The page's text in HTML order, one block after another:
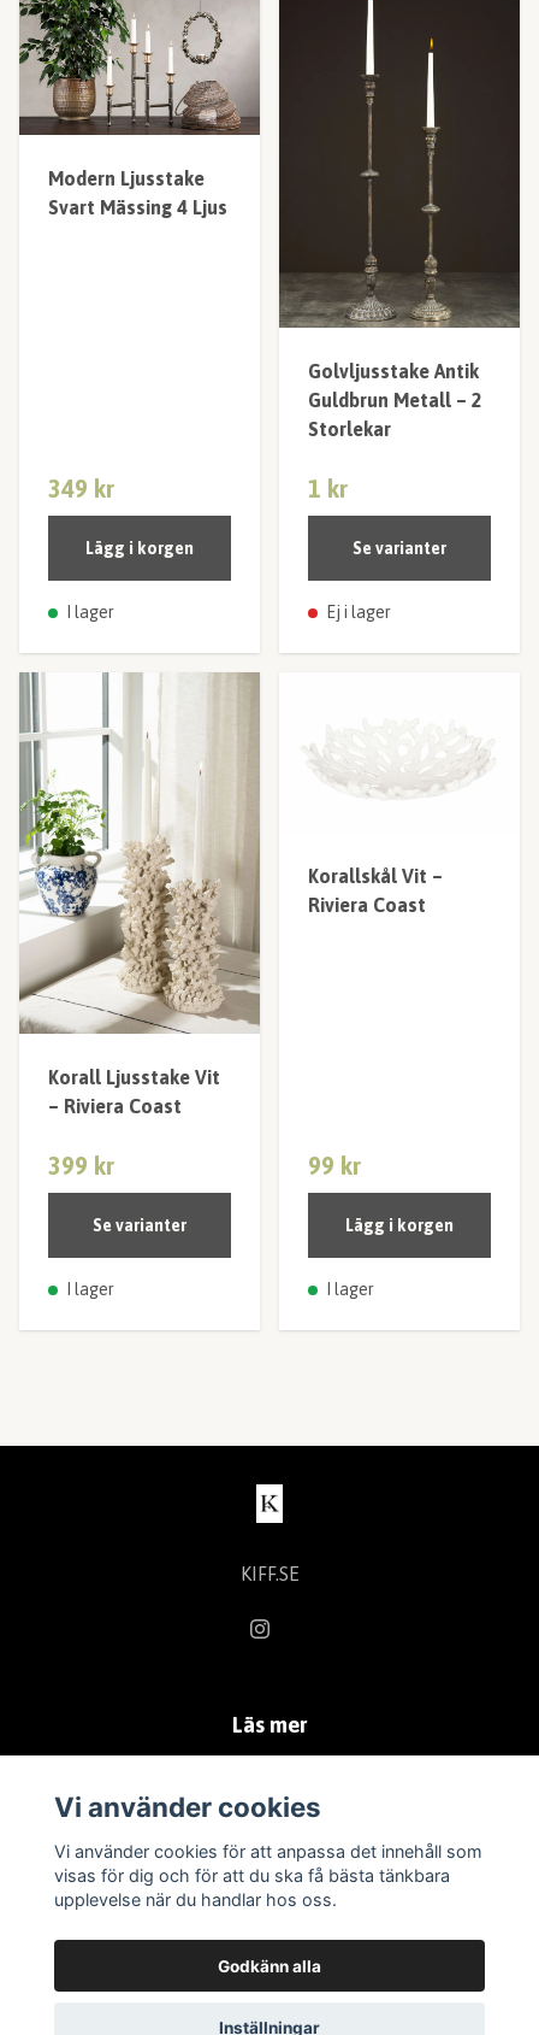
Modern Ljusstake
Svart Mässing 4 Ljus
349 kr
Lägg i korgen
I lager
Golvljusstake Antik
Guldbrun Metall – 2
Storlekar
1 kr
Se varianter
Ej i lager
Korall Ljusstake Vit
– Riviera Coast
399 kr
Se varianter
I lager
Korallskål Vit –
Riviera Coast
99 kr
Lägg i korgen
I lager
KIFF.SE
Läs mer
Köpvillkor
Vi använder cookies
Vi använder cookies för att anpassa det innehåll som
visas för dig och för att du ska få bästa tänkbara
upplevelse när du handlar hos oss.
Godkänn alla
Inställningar